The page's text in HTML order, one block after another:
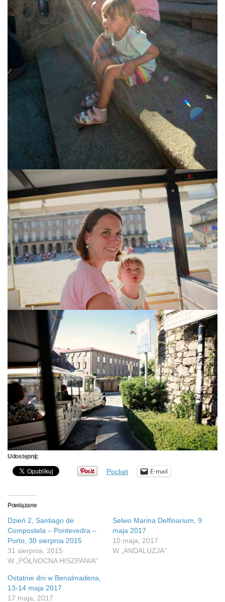
Udostępnij:
Pocket E-mail
Powiązane
Dzień 2, Santiago de
Compostela – Pontevedra –
Porto, 30 sierpnia 2015
31 sierpnia, 2015
W „PÓŁNOCNA HISZPANIA"
Selwo Marina Delfinarium, 9
maja 2017
10 maja, 2017
W „ANDALUZJA"
Ostatnie dni w Benalmadena,
13-14 maja 2017
17 maja, 2017